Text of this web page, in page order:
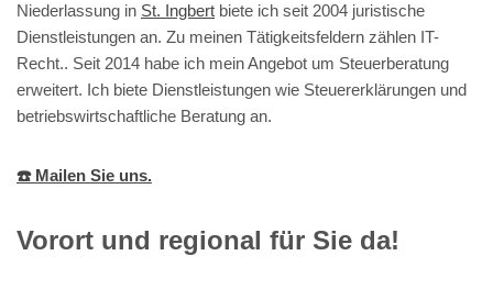
Niederlassung in St. Ingbert biete ich seit 2004 juristische
Dienstleistungen an. Zu meinen Tätigkeitsfeldern zählen IT-
Recht.. Seit 2014 habe ich mein Angebot um Steuerberatung
erweitert. Ich biete Dienstleistungen wie Steuererklärungen und
betriebswirtschaftliche Beratung an.
☎️ Mailen Sie uns.
Vorort und regional für Sie da!